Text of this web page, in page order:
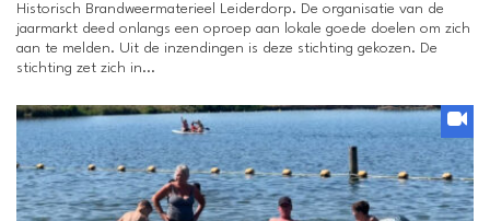
Historisch Brandweermaterieel Leiderdorp. De organisatie van de
jaarmarkt deed onlangs een oproep aan lokale goede doelen om zich
aan te melden. Uit de inzendingen is deze stichting gekozen. De
stichting zet zich in...